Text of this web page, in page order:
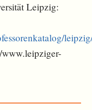
Leipzig: